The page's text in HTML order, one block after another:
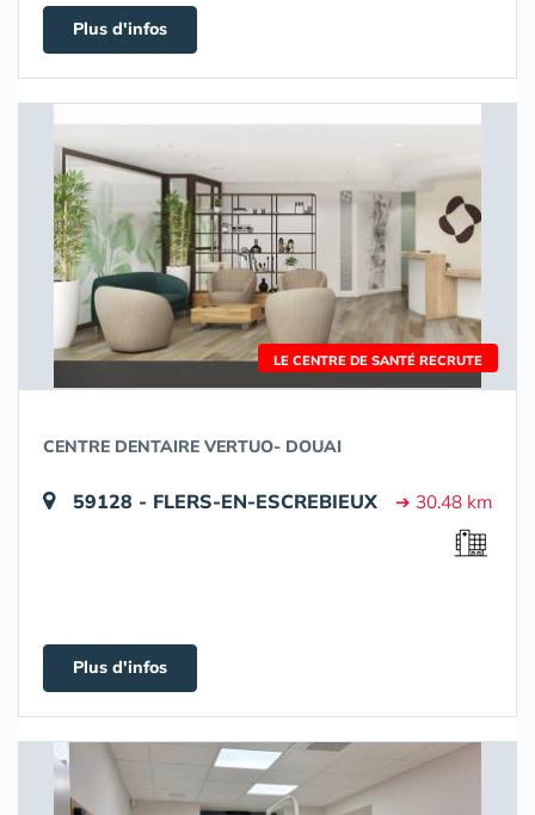
Plus d'infos
LE CENTRE DE SANTÉ RECRUTE
CENTRE DENTAIRE VERTUO- DOUAI
59128 - FLERS-EN-ESCREBIEUX ➔ 30.48 km
Plus d'infos